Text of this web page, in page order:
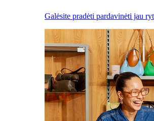
Galėsite pradėti pardavinėti jau